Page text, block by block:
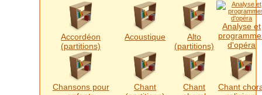
Accordéon
(partitions)
Acoustique
Alto
(partitions)
Analyse et
d'opéra
Chansons pour
Chant
Chant
Chant